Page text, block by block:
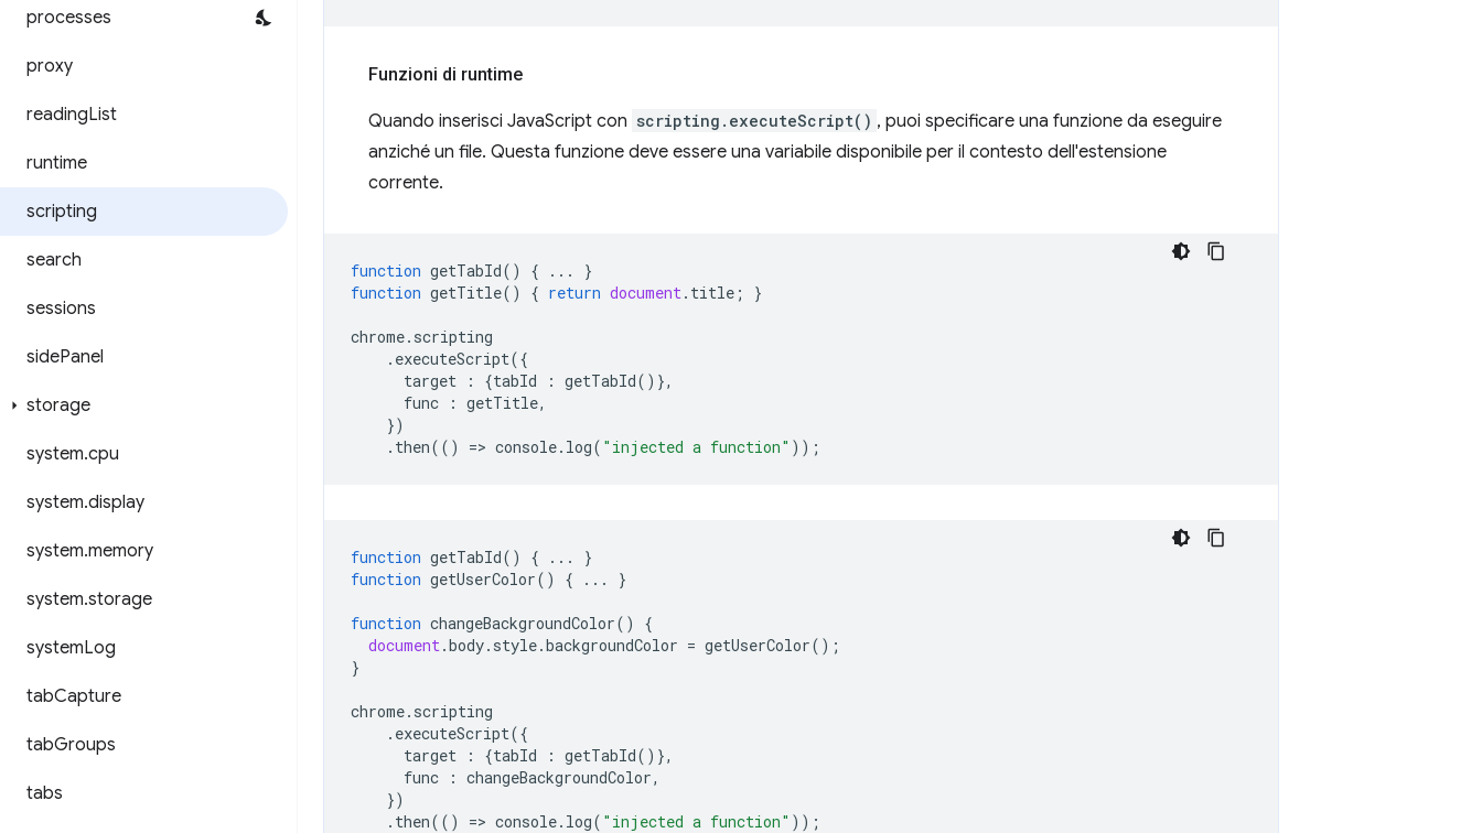
processes
proxy
readingList
runtime
scripting
search
sessions
sidePanel
storage
system.cpu
system.display
system.memory
system.storage
systemLog
tabCapture
tabGroups
tabs
Funzioni di runtime
Quando inserisci JavaScript con scripting.executeScript() , puoi specificare una funzione da eseguire
anziché un file. Questa funzione deve essere una variabile disponibile per il contesto dell'estensione
corrente.
function getTabId() { ...
}
function getTitle() { return document. title ; }
chrome. scripting
. executeScript({
target
: {tabId : getTabId()},
func
: getTitle,
})
. then(() => console. log( "injected a function" ));
function getTabId() { ...
}
function getUserColor() { ... }
function changeBackgroundColor()
{
document.body. style.backgroundColor = getUserColor();
}
chrome. scripting
. executeScript({
target
: {tabId : getTabId()},
func
: changeBackgroundColor,
})
. then(() => console. log( "injected a function" ));